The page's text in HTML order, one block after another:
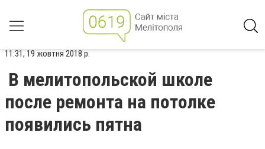
11:31, 19 жовтня 2018 р.
В мелитопольской школе
после ремонта на потолке
появились пятна